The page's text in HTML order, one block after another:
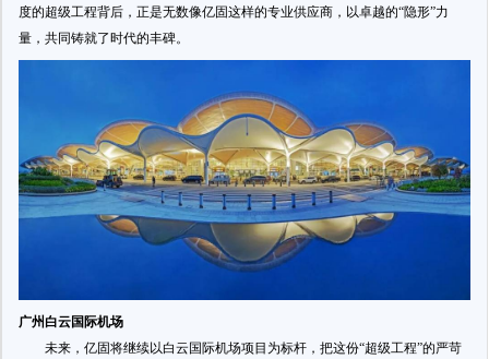
度的超级工程背后，正是无数像亿固这样的专业供应商，以卓越的“隐形”力
量，共同铸就了时代的丰碑。
广州白云国际机场
未来，亿固将继续以白云国际机场项目为标杆，把这份“超级工程”的严苛